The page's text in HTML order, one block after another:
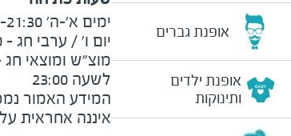
אופנת גברים
אופנת ילדים
ותינוקות
לשעה 23:00
המידע האמור